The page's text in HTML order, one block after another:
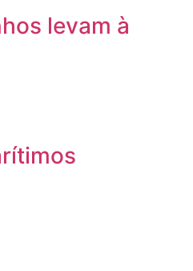
levam à